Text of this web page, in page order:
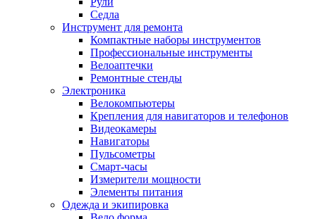
Седла
Инструмент для ремонта
Компактные наборы инструментов
Профессиональные инструменты
Велоаптечки
Ремонтные стенды
Электроника
Велокомпьютеры
Крепления для навигаторов и телефонов
Видеокамеры
Навигаторы
Пульсометры
Смарт-часы
Измерители мощности
Элементы питания
Одежда и экипировка